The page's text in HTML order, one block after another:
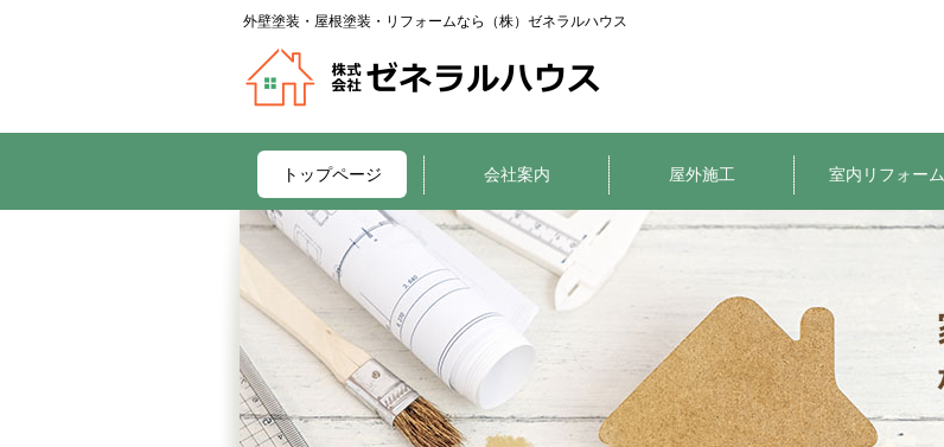
外壁塗装・屋根塗装・リフォームなら（株）ゼネラルハウス
トップページ 会社案内 屋外施工 室内リフォーム